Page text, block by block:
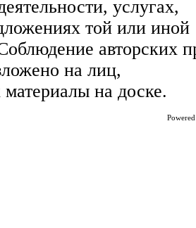
услугах,
той или иной
авторских
на лиц,
на доске.